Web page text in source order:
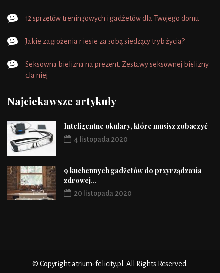
12 sprzętów treningowych i gadżetów dla Twojego domu
Jakie zagrożenia niesie za sobą siedzący tryb życia?
Seksowna bielizna na prezent. Zestawy seksownej bielizny
dla niej
Najciekawsze artykuły
Inteligentne okulary, które musisz zobaczyć
4 listopada 2020
9 kuchennych gadżetów do przyrządzania
zdrowej...
20 listopada 2020
© Copyright atrium-felicity.pl. All Rights Reserved.